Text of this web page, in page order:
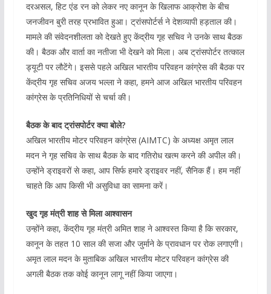
दरअसल, हिट एंड रन को लेकर नए कानून के खिलाफ आक्रोश के बीच
जनजीवन बुरी तरह प्रभावित हुआ। ट्रांसपोर्टर्स ने देशव्यापी हड़ताल की।
मामले की संवेदनशीलता को देखते हुए केंद्रीय गृह सचिव ने उनके साथ बैठक
की। बैठक और वार्ता का नतीजा भी देखने को मिला। अब ट्रांसपोर्टर तत्काल
ड्यूटी पर लौटेंगे। इससे पहले अखिल भारतीय परिवहन कांग्रेस की बैठक पर
केंद्रीय गृह सचिव अजय भल्ला ने कहा, हमने आज अखिल भारतीय परिवहन
कांग्रेस के प्रतिनिधियों से चर्चा की।
बैठक के बाद ट्रांसपोर्टर क्या बोले?
अखिल भारतीय मोटर परिवहन कांग्रेस (AIMTC) के अध्यक्ष अमृत लाल
मदन ने गृह सचिव के साथ बैठक के बाद गतिरोध खत्म करने की अपील की।
उन्होंने ड्राइवरों से कहा, आप सिर्फ हमारे ड्राइवर नहीं, सैनिक हैं। हम नहीं
चाहते कि आप किसी भी असुविधा का सामना करें।
खुद गृह मंत्री शाह से मिला आश्वासन
उन्होंने कहा, केंद्रीय गृह मंत्री अमित शाह ने आश्वस्त किया है कि सरकार,
कानून के तहत 10 साल की सजा और जुर्माने के प्रावधान पर रोक लगाएगी।
अमृत लाल मदन के मुताबिक अखिल भारतीय मोटर परिवहन कांग्रेस की
अगली बैठक तक कोई कानून लागू नहीं किया जाएगा।